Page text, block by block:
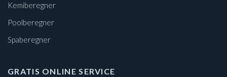
Kemiberegner
Poolberegner
Spaberegner
GRATIS ONLINE SERVICE